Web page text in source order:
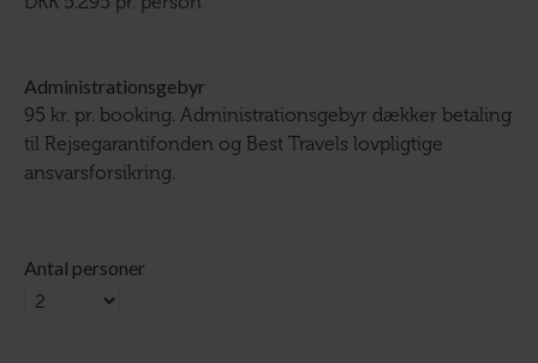
Administrationsgebyr
95 kr. pr. booking. Administrationsgebyr dækker betaling
til Rejsegarantifonden og Best Travels lovpligtige
ansvarsforsikring.
Antal personer